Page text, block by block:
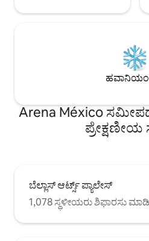
Arena México
ಪ್ರೇಕ್ಷಣೀಯ
ಬೆಲ್ಲಾಸ್ ಆರ್ಟ್ಸ್ ಪ್ಯಾಲೇಸ್
1,078 ಸ್ಥಳೀಯರು ಶಿಫಾರಸು